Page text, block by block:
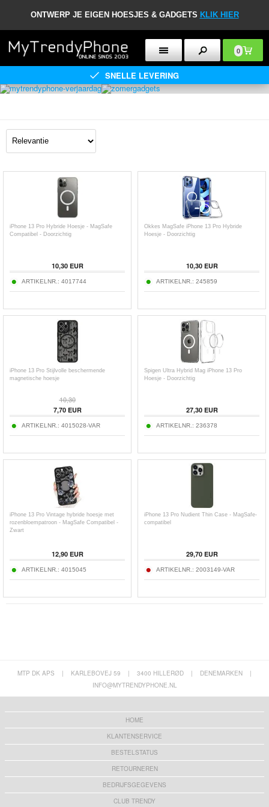
ONTWERP JE EIGEN HOESJES & GADGETS KLIK HIER
0
SNELLE LEVERING
iPhone 13 Pro Hybride Hoesje - MagSafe
Compatibel - Doorzichtig
10,30EUR
ARTIKELNR.: 4017744
Okkes MagSafe iPhone 13 Pro Hybride
Hoesje - Doorzichtig
10,30EUR
ARTIKELNR.: 245859
iPhone 13 Pro Stijlvolle beschermende
magnetische hoesje
10,30
7,70EUR
ARTIKELNR.: 4015028-VAR
Spigen Ultra Hybrid Mag iPhone 13 Pro
Hoesje - Doorzichtig
27,30EUR
ARTIKELNR.: 236378
iPhone 13 Pro Vintage hybride hoesje met
rozenbloempatroon - MagSafe Compatibel -
Zwart
12,90EUR
ARTIKELNR.: 4015045
iPhone 13 Pro Nudient Thin Case - MagSafe-
compatibel
29,70EUR
ARTIKELNR.: 2003149-VAR
MTP DK APS | KARLEBOVEJ 59 | 3400 HILLERØD | DENEMARKEN
|
INFO@MYTRENDYPHONE.NL
HOME
KLANTENSERVICE
BESTELSTATUS
RETOURNEREN
BEDRIJFSGEGEVENS
CLUB TRENDY